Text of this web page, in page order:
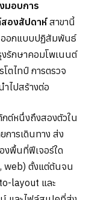
มอบการ
องสัปดาห์สาขานี้
ออกแบบปฏิสัมพันธ์
งรักษาคอมโพเนนต์
ตไทป์ การตรวจ
ไปสร้างต่อ
ต์หนึ่งถึงสองตัวใน
การเดินทาง ส่ง
งพื้นที่ฟีเจอร์ใด
web) ตั้งแต่ต้นจน
layout และ